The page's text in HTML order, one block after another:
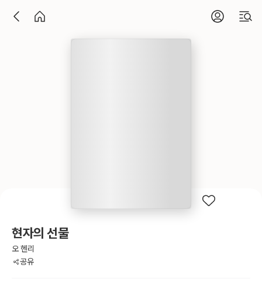
현자의 선물
오 헨리
공유